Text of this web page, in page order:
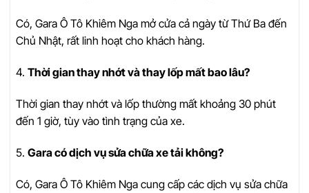
Có, Gara Ô Tô Khiêm Nga mở cửa cả ngày từ Thứ Ba đến
Chủ Nhật, rất linh hoạt cho khách hàng.
4. Thời gian thay nhớt và thay lốp mất bao lâu?
Thời gian thay nhớt và lốp thường mất khoảng 30 phút
đến 1 giờ, tùy vào tình trạng của xe.
5. Gara có dịch vụ sửa chữa xe tải không?
Có, Gara Ô Tô Khiêm Nga cung cấp các dịch vụ sửa chữa